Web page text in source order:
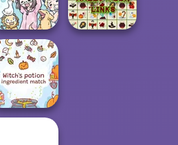
Cross Stitch Trash Factory
Find Cat